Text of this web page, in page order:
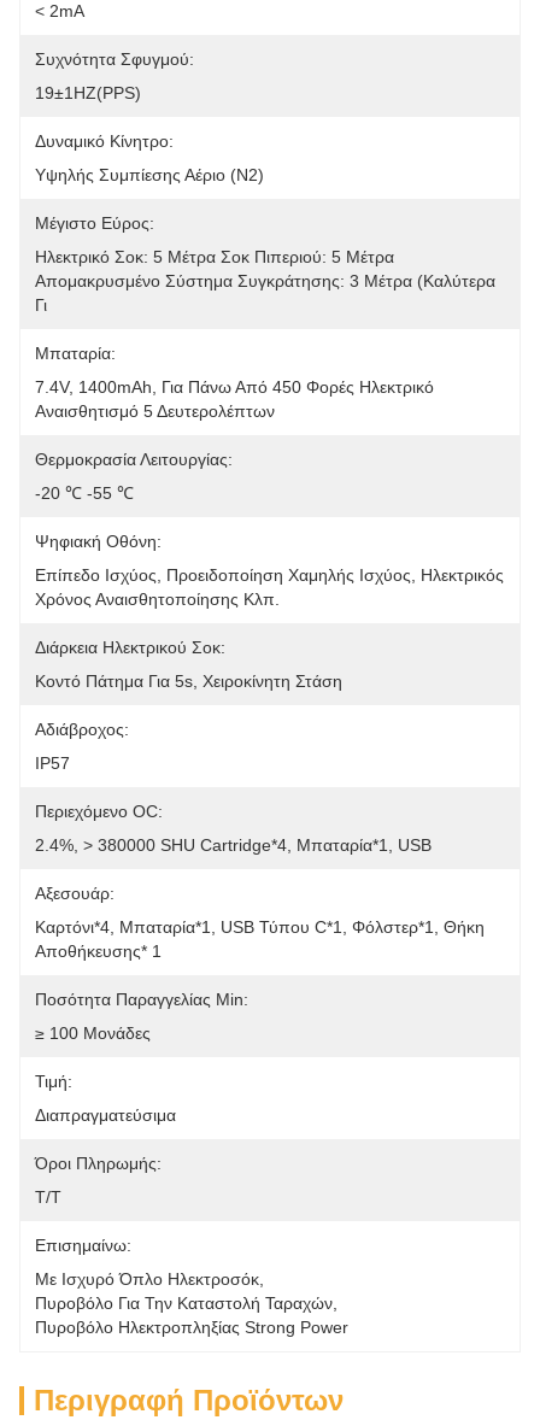
< 2mA
Συχνότητα Σφυγμού:
19±1HZ(PPS)
Δυναμικό Κίνητρο:
Υψηλής Συμπίεσης Αέριο (N2)
Μέγιστο Εύρος:
Ηλεκτρικό Σοκ: 5 Μέτρα Σοκ Πιπεριού: 5 Μέτρα
Απομακρυσμένο Σύστημα Συγκράτησης: 3 Μέτρα (καλύτερα
Γι
Μπαταρία:
7.4V, 1400mAh, Για Πάνω Από 450 Φορές Ηλεκτρικό
Αναισθητισμό 5 Δευτερολέπτων
Θερμοκρασία Λειτουργίας:
-20 ℃ -55 ℃
Ψηφιακή Οθόνη:
Επίπεδο Ισχύος, Προειδοποίηση Χαμηλής Ισχύος, Ηλεκτρικός
Χρόνος Αναισθητοποίησης Κλπ.
Διάρκεια Ηλεκτρικού Σοκ:
Κοντό Πάτημα Για 5s, Χειροκίνητη Στάση
Αδιάβροχος:
IP57
Περιεχόμενο OC:
2.4%, > 380000 SHU Cartridge*4, Μπαταρία*1, USB
Αξεσουάρ:
Καρτόνι*4, Μπαταρία*1, USB Τύπου C*1, Φόλστερ*1, Θήκη
Αποθήκευσης* 1
Ποσότητα Παραγγελίας Min:
≥ 100 Μονάδες
Τιμή:
Διαπραγματεύσιμα
Όροι Πληρωμής:
Τ/Τ
Επισημαίνω:
Με Ισχυρό Όπλο Ηλεκτροσόκ
Πυροβόλο Για Την Καταστολή Ταραχών
Πυροβόλο Ηλεκτροπληξίας Strong Power
Περιγραφή Προϊόντων